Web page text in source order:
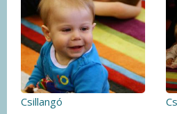
Csillangó